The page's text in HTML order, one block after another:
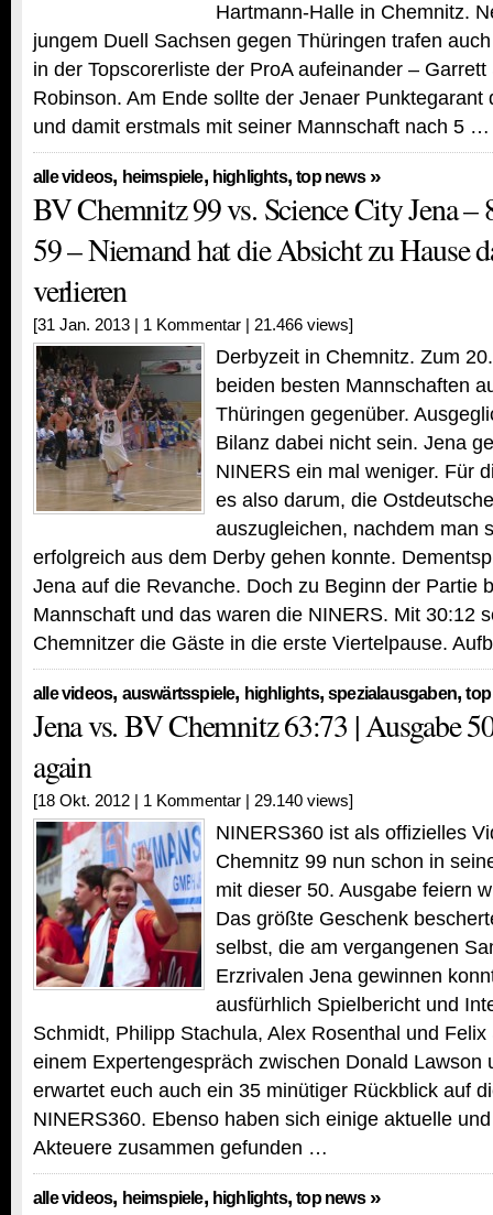
Hartmann-Halle in Chemnitz.
jungem Duell Sachsen gegen Thüringen trafen
in der Topscorerliste der ProA aufeinander –
Robinson. Am Ende sollte der Jenaer Punktegarant
und damit erstmals mit seiner Mannschaft nach 5 …
alle videos, heimspiele, highlights,top news»
BV Chemnitz 99 vs. Science City Jena –
59 – Niemand hat die Absicht zu Hause
verlieren
[31 Jan. 2013 | 1 Kommentar | 21.466 views]
Derbyzeit in Chemnitz. Zum
beiden besten Mannschaften
Thüringen gegenüber.
Bilanz dabei nicht sein. Jena
NINERS ein mal weniger. Für
es also darum, die
auszugleichen, nachdem man
erfolgreich aus dem Derby gehen konnte.
Jena auf die Revanche. Doch zu Beginn der Partie
Mannschaft und das waren die NINERS. Mit 30:12
Chemnitzer die Gäste in die erste Viertelpause.
alle videos, auswärtsspiele, highlights, spezialausgaben,
Jena vs. BV Chemnitz 63:73 | Ausgabe
again
[18 Okt. 2012 | 1 Kommentar | 29.140 views]
NINERS360 ist als offizielles
Chemnitz 99 nun schon in
mit dieser 50. Ausgabe feiern
Das größte Geschenk
selbst, die am vergangenen
Erzrivalen Jena gewinnen
ausfürhlich Spielbericht und
Schmidt, Philipp Stachula, Alex Rosenthal und Felix
einem Expertengespräch zwischen Donald Lawson
erwartet euch auch ein 35 minütiger Rückblick auf
NINERS360. Ebenso haben sich einige aktuelle
Akteuere zusammen gefunden …
alle videos, heimspiele, highlights,top news»